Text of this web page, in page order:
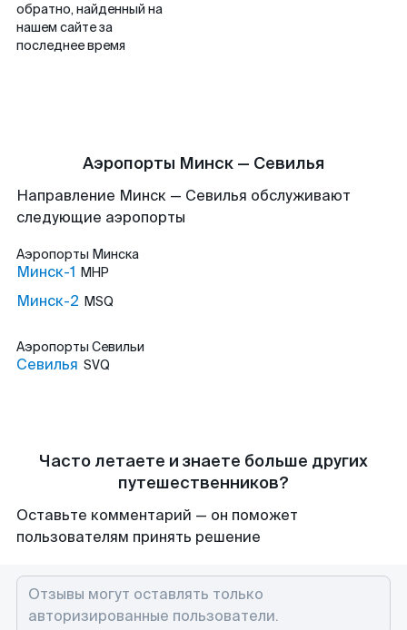
обратно, найденный на
нашем сайте за
последнее время
Аэропорты Минск — Севилья
Направление Минск — Севилья обслуживают
следующие аэропорты
Аэропорты Минска
Минск-1 MHP
Минск-2 MSQ
Аэропорты Севильи
Севилья SVQ
Часто летаете и знаете больше других
путешественников?
Оставьте комментарий — он поможет
пользователям принять решение